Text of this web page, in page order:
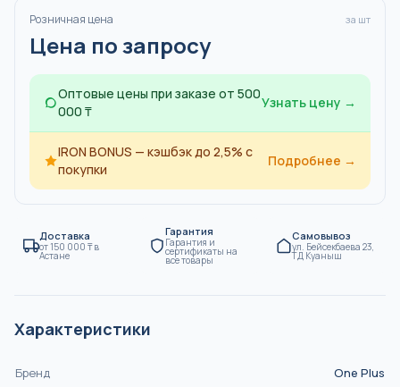
Розничная цена за шт
Цена по запросу
Оптовые цены при заказе от 500
000 ₸
Узнать цену →
IRON BONUS — кэшбэк до 2,5% с
покупки
Подробнее →
Доставка
от150 000 ₸в
Астане
Гарантия
Гарантия и
сертификаты на
все товары
Самовывоз
ул. Бейсекбаева 23,
ТД Куаныш
Характеристики
Бренд
One Plus